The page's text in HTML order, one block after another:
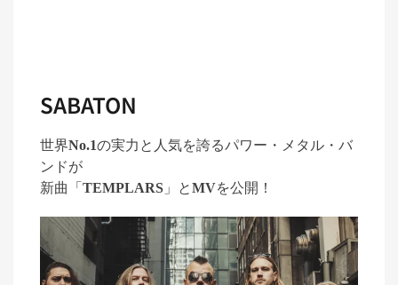
SABATON
世界No.1の実力と人気を誇るパワー・メタル・バ
ンドが
新曲「 TEMPLARS 」 とMVを公開！